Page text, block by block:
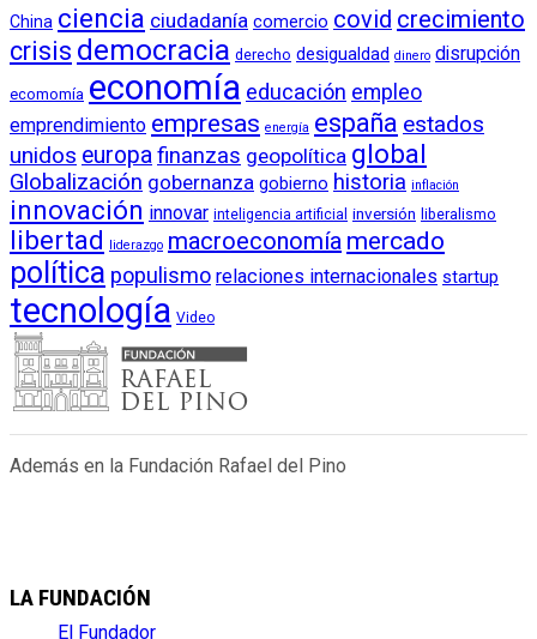
China ciencia ciudadanía comercio covid crecimiento
crisis democracia derecho desigualdad dinero disrupción
ecomomía economía educación empleo
emprendimiento empresas energía españa estados
unidos europafinanzas geopolítica global
Globalización gobernanza gobierno historia inflación
innovación innovar inteligencia artificial inversión liberalismo
libertad liderazgo macroeconomía mercado
política populismo relaciones internacionales startup
tecnología Video
Además en la Fundación Rafael del Pino
LA FUNDACIÓN
El Fundador